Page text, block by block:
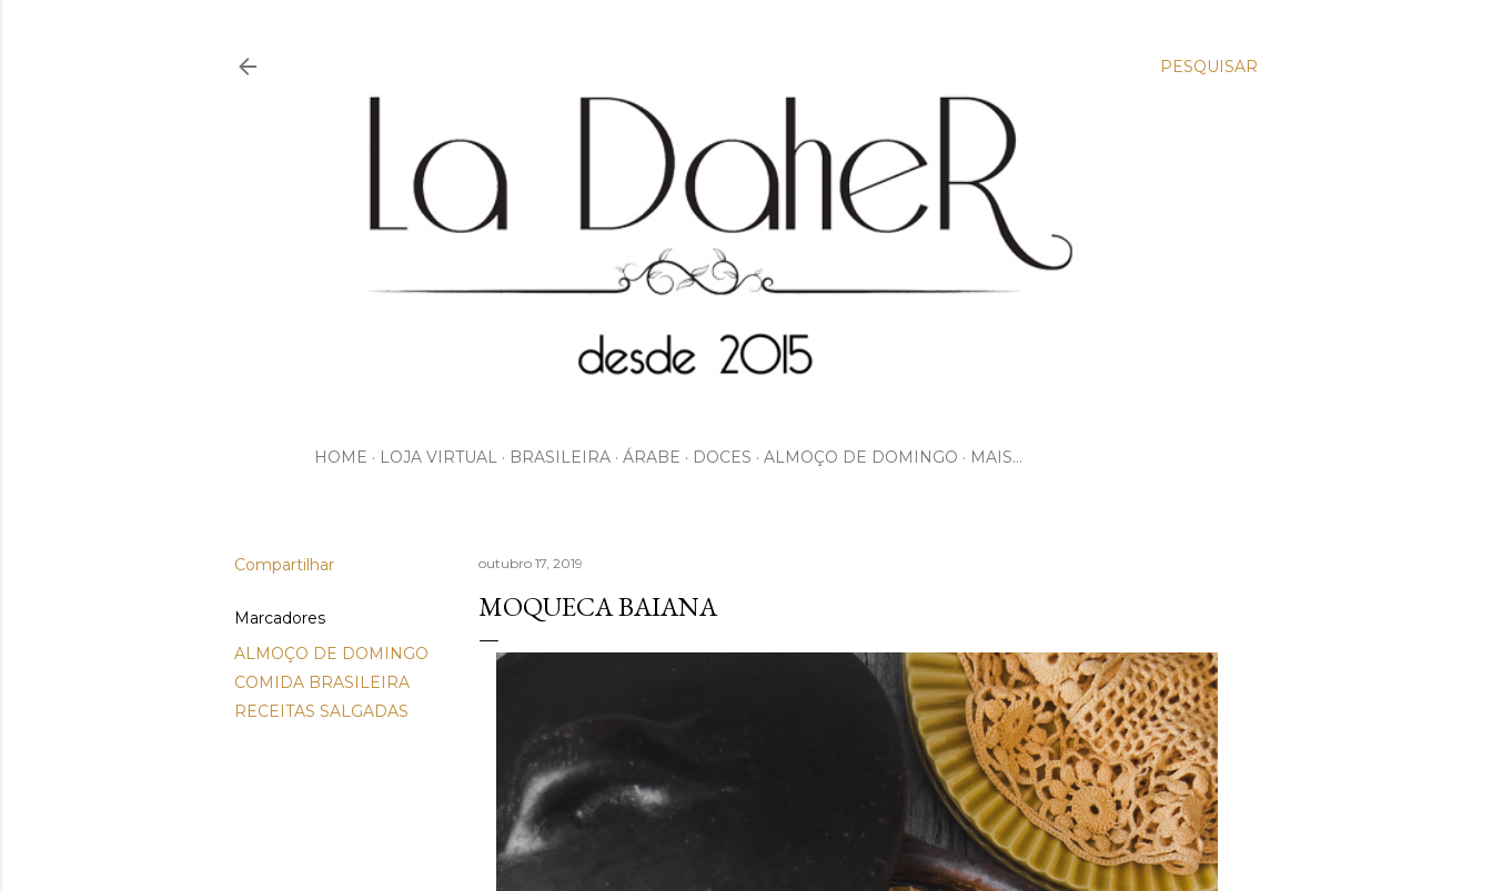
PESQUISAR
HOME LOJA VIRTUAL BRASILEIRA ÁRABE DOCES ALMOÇO DE DOMINGO MAIS…
Compartilhar
Marcadores
ALMOÇO DE DOMINGO
COMIDA BRASILEIRA
RECEITAS SALGADAS
outubro 17, 2019
MOQUECA BAIANA